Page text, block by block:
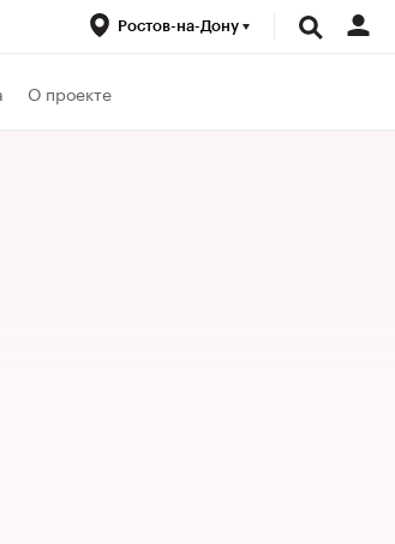
Ростов-на-Дону
О проекте